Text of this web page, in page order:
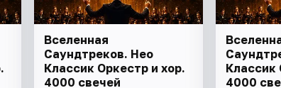
Вселенная
Саундтреков. Нео
Классик Оркестр и хор.
4000 свечей
Классик
4000